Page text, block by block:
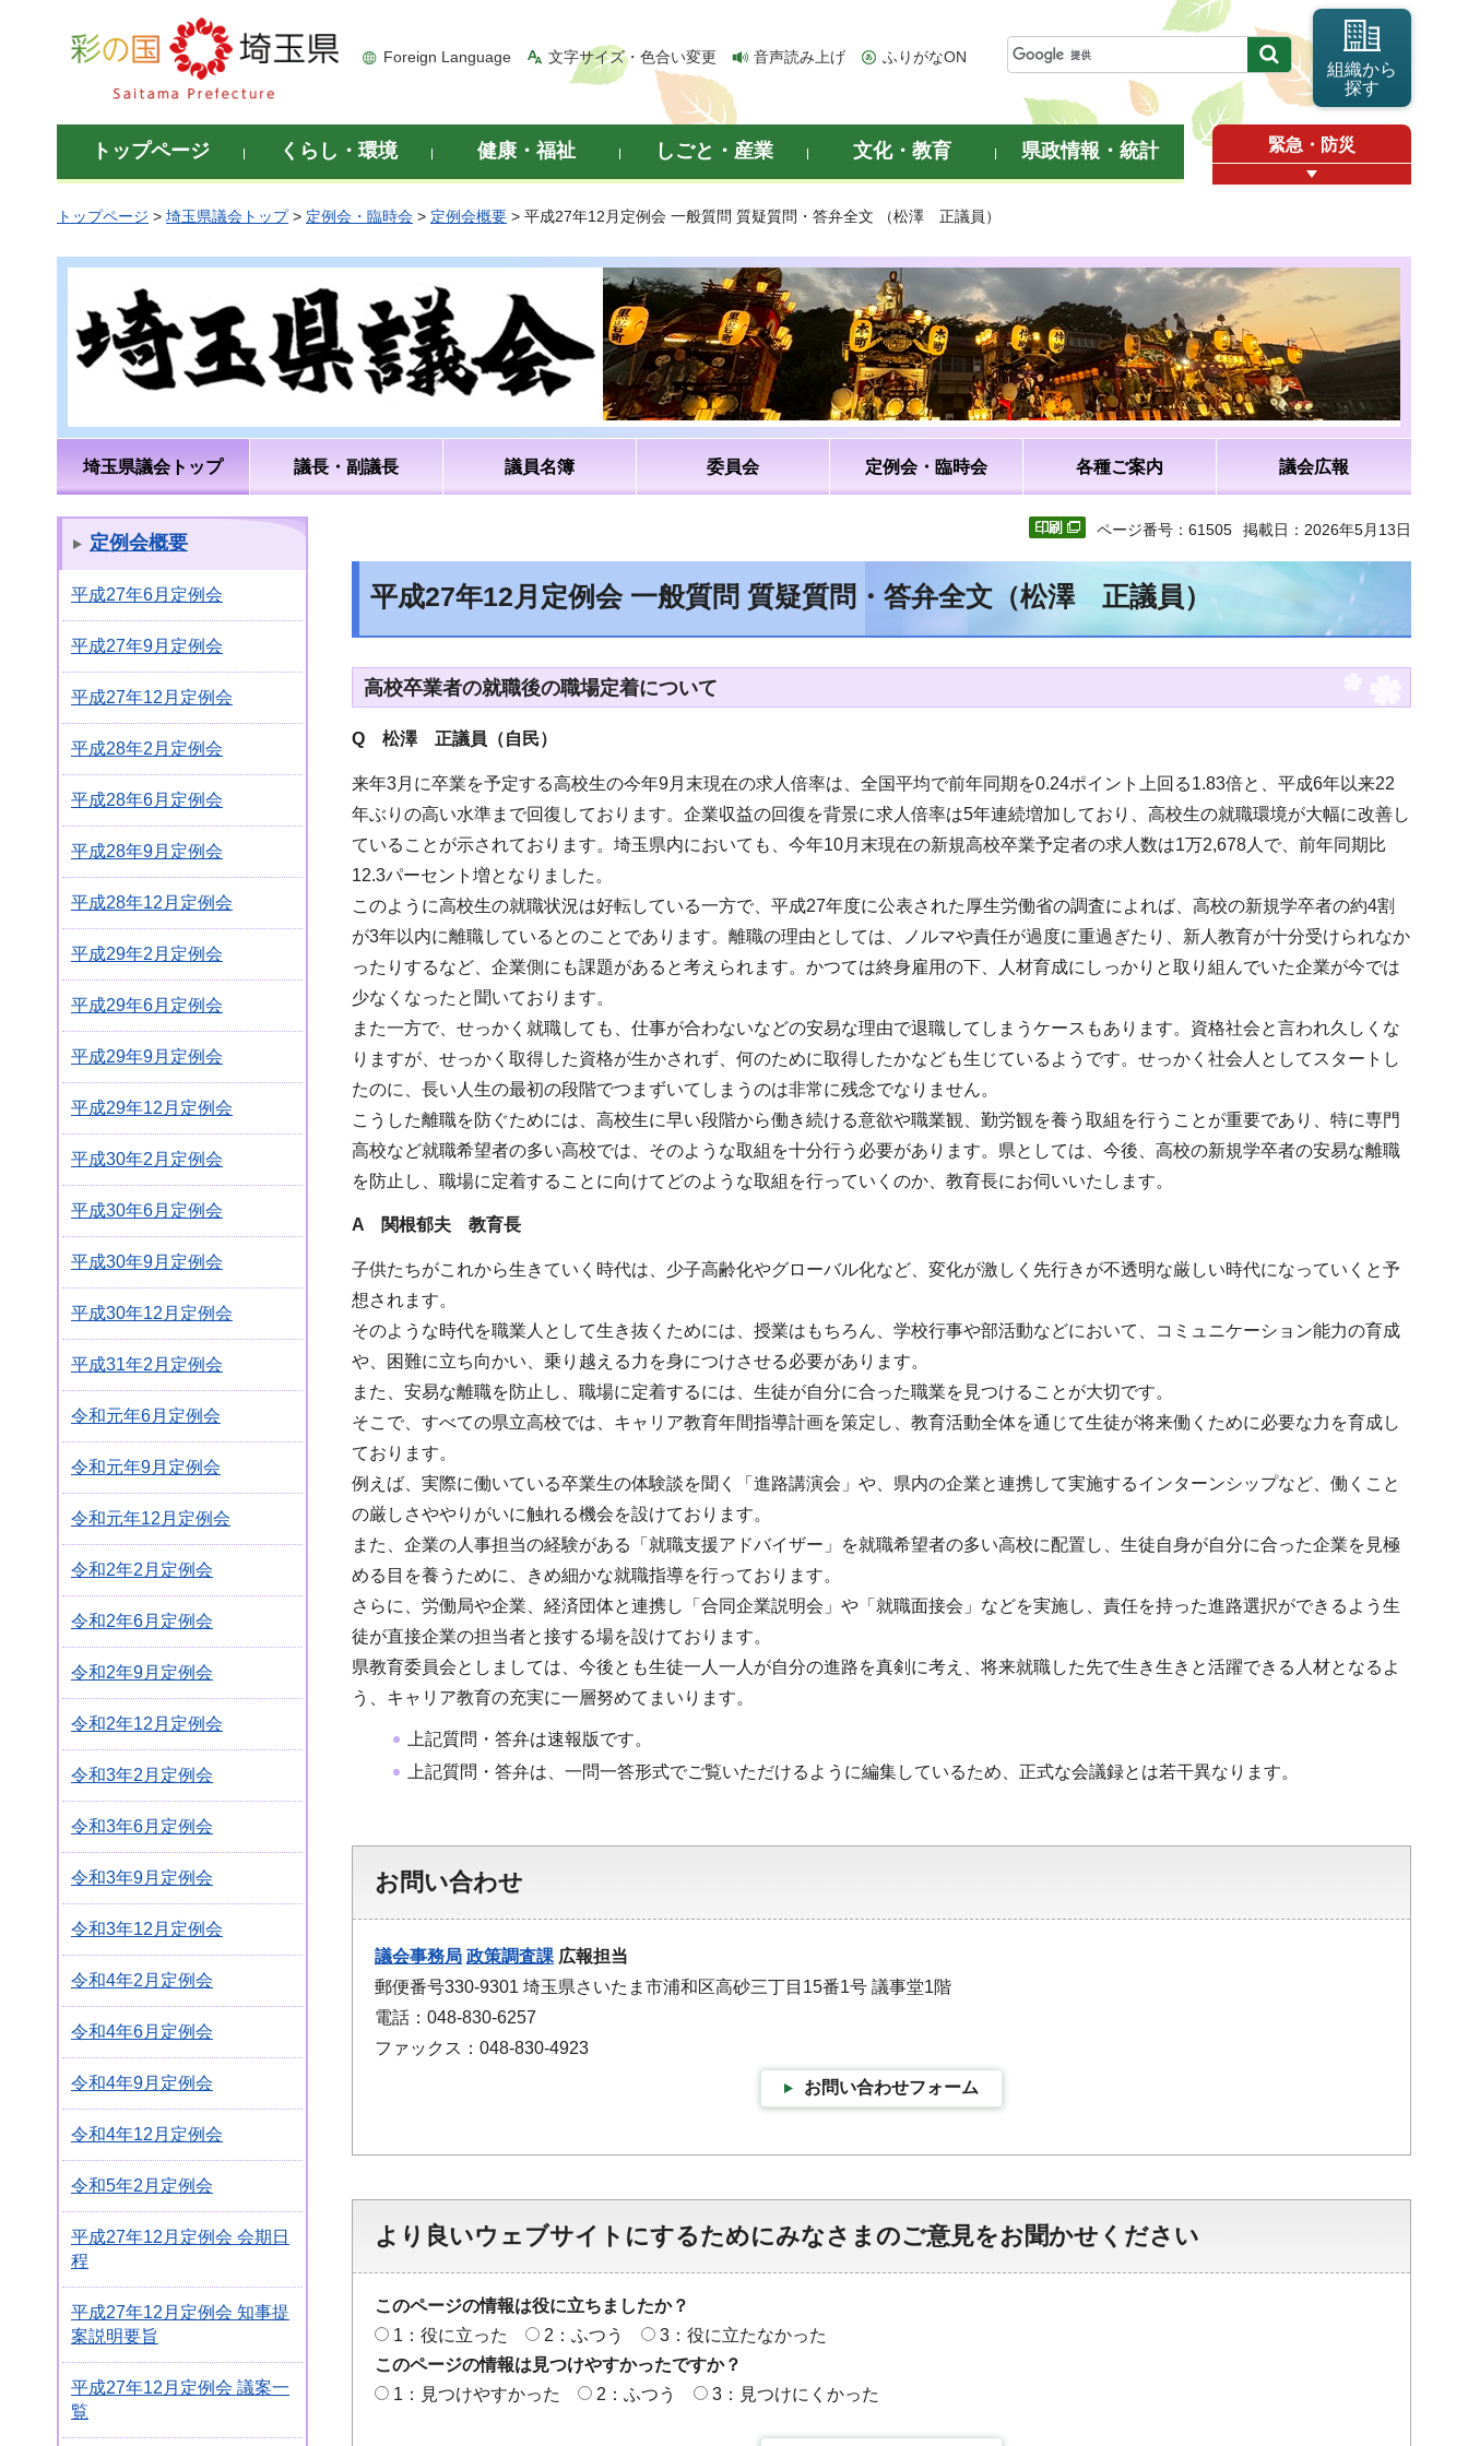
彩の国 埼玉県
Foreign Language 文字サイズ・色合い変更 音声読み上げ ふりがなON
組織から
探す
トップページ くらし・環境 健康・福祉 しごと・産業 文化・教育 県政情報・統計 緊急・防災
トップページ > 埼玉県議会トップ> 定例会・臨時会 > 定例会概要 > 平成27年12月定例会 一般質問 質疑質問・答弁全文 （松澤 正議員）
埼玉県議会トップ 議長・副議長 議員名簿 委員会 定例会・臨時会 各種ご案内 議会広報
定例会概要
平成27年6月定例会
平成27年9月定例会
平成27年12月定例会
平成28年2月定例会
平成28年6月定例会
平成28年9月定例会
平成28年12月定例会
平成29年2月定例会
平成29年6月定例会
平成29年9月定例会
平成29年12月定例会
平成30年2月定例会
平成30年6月定例会
平成30年9月定例会
平成30年12月定例会
平成31年2月定例会
令和元年6月定例会
令和元年9月定例会
令和元年12月定例会
令和2年2月定例会
令和2年6月定例会
令和2年9月定例会
令和2年12月定例会
令和3年2月定例会
令和3年6月定例会
令和3年9月定例会
令和3年12月定例会
令和4年2月定例会
令和4年6月定例会
令和4年9月定例会
令和4年12月定例会
令和5年2月定例会
平成27年12月定例会 会期日
程
平成27年12月定例会 知事提
案説明要旨
平成27年12月定例会 議案一
覧
ページ番号：61505 掲載日：2026年5月13日
平成27年12月定例会 一般質問 質疑質問・答弁全文（松澤 正議員）
高校卒業者の就職後の職場定着について
Q 松澤 正議員（自民）
来年3月に卒業を予定する高校生の今年9月末現在の求人倍率は、全国平均で前年同期を0.24ポイント上回る1.83倍と、平成6年以来22
年ぶりの高い水準まで回復しております。企業収益の回復を背景に求人倍率は5年連続増加しており、高校生の就職環境が大幅に改善し
ていることが示されております。埼玉県内においても、今年10月末現在の新規高校卒業予定者の求人数は1万2,678人で、前年同期比
12.3パーセント増となりました。
このように高校生の就職状況は好転している一方で、平成27年度に公表された厚生労働省の調査によれば、高校の新規学卒者の約4割
が3年以内に離職しているとのことであります。離職の理由としては、ノルマや責任が過度に重過ぎたり、新人教育が十分受けられなか
ったりするなど、企業側にも課題があると考えられます。かつては終身雇用の下、人材育成にしっかりと取り組んでいた企業が今では
少なくなったと聞いております。
また一方で、せっかく就職しても、仕事が合わないなどの安易な理由で退職してしまうケースもあります。資格社会と言われ久しくな
りますが、せっかく取得した資格が生かされず、何のために取得したかなども生じているようです。せっかく社会人としてスタートし
たのに、長い人生の最初の段階でつまずいてしまうのは非常に残念でなりません。
こうした離職を防ぐためには、高校生に早い段階から働き続ける意欲や職業観、勤労観を養う取組を行うことが重要であり、特に専門
高校など就職希望者の多い高校では、そのような取組を十分行う必要があります。県としては、今後、高校の新規学卒者の安易な離職
を防止し、職場に定着することに向けてどのような取組を行っていくのか、教育長にお伺いいたします。
A 関根郁夫 教育長
子供たちがこれから生きていく時代は、少子高齢化やグローバル化など、変化が激しく先行きが不透明な厳しい時代になっていくと予
想されます。
そのような時代を職業人として生き抜くためには、授業はもちろん、学校行事や部活動などにおいて、コミュニケーション能力の育成
や、困難に立ち向かい、乗り越える力を身につけさせる必要があります。
また、安易な離職を防止し、職場に定着するには、生徒が自分に合った職業を見つけることが大切です。
そこで、すべての県立高校では、キャリア教育年間指導計画を策定し、教育活動全体を通じて生徒が将来働くために必要な力を育成し
ております。
例えば、実際に働いている卒業生の体験談を聞く「進路講演会」や、県内の企業と連携して実施するインターンシップなど、働くこと
の厳しさややりがいに触れる機会を設けております。
また、企業の人事担当の経験がある「就職支援アドバイザー」を就職希望者の多い高校に配置し、生徒自身が自分に合った企業を見極
める目を養うために、きめ細かな就職指導を行っております。
さらに、労働局や企業、経済団体と連携し「合同企業説明会」や「就職面接会」などを実施し、責任を持った進路選択ができるよう生
徒が直接企業の担当者と接する場を設けております。
県教育委員会としましては、今後とも生徒一人一人が自分の進路を真剣に考え、将来就職した先で生き生きと活躍できる人材となるよ
う、キャリア教育の充実に一層努めてまいります。
上記質問・答弁は速報版です。
上記質問・答弁は、一問一答形式でご覧いただけるように編集しているため、正式な会議録とは若干異なります。
お問い合わせ
議会事務局 政策調査課 広報担当
郵便番号330-9301 埼玉県さいたま市浦和区高砂三丁目15番1号 議事堂1階
電話：048-830-6257
ファックス：048-830-4923
お問い合わせフォーム
より良いウェブサイトにするためにみなさまのご意見をお聞かせください
このページの情報は役に立ちましたか？
1：役に立った
2：ふつう
3：役に立たなかった
このページの情報は見つけやすかったですか？
1：見つけやすかった
2：ふつう 3：見つけにくかった